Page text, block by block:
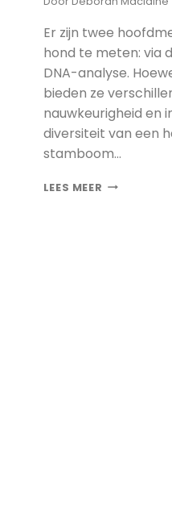
EN
GEZONDHEID
Er zijn twee
hond te meten: via
DNA-analyse.
bieden ze
nauwkeurigheid en
diversiteit van een
stamboom…
LEES MEER COI